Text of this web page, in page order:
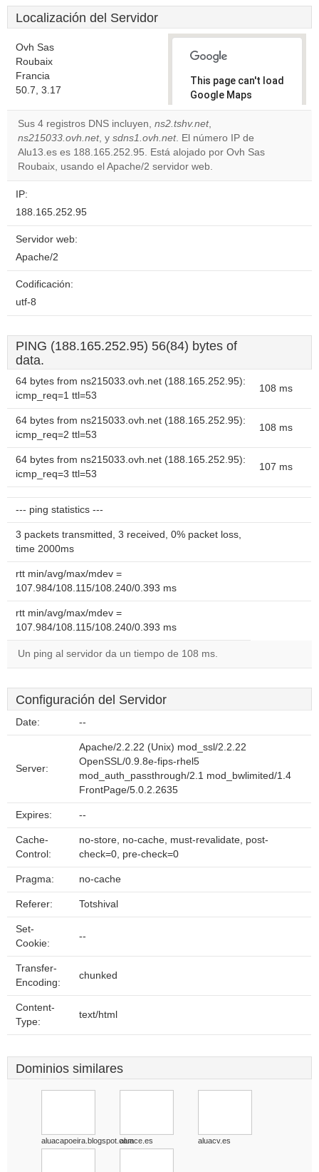
Localización del Servidor
Ovh Sas
Roubaix
Francia
50.7, 3.17
This page can't load
Google Maps
correctly.
Do you
own this
website?
Sus 4 registros DNS incluyen, ns2.tshv.net,
ns215033.ovh.net, y sdns1.ovh.net. El número IP de
Alu13.es es 188.165.252.95. Está alojado por Ovh Sas
Roubaix, usando el Apache/2 servidor web.
IP:
188.165.252.95
Servidor web:
Apache/2
Codificación:
utf-8
PING (188.165.252.95) 56(84) bytes of
data.
64 bytes from ns215033.ovh.net (188.165.252.95):
icmp_req=1 ttl=53
108 ms
64 bytes from ns215033.ovh.net (188.165.252.95):
icmp_req=2 ttl=53
108 ms
64 bytes from ns215033.ovh.net (188.165.252.95):
icmp_req=3 ttl=53
107 ms
--- ping statistics ---
3 packets transmitted, 3 received, 0% packet loss,
time 2000ms
rtt min/avg/max/mdev =
107.984/108.115/108.240/0.393 ms
rtt min/avg/max/mdev =
107.984/108.115/108.240/0.393 ms
Un ping al servidor da un tiempo de 108 ms.
Configuración del Servidor
Date: --
Server:
Apache/2.2.22 (Unix) mod_ssl/2.2.22
OpenSSL/0.9.8e-fips-rhel5
mod_auth_passthrough/2.1 mod_bwlimited/1.4
FrontPage/5.0.2.2635
Expires: --
Cache-
Control:
no-store, no-cache, must-revalidate, post-
check=0, pre-check=0
Pragma: no-cache
Referer: Totshival
Set-
Cookie:
--
Transfer-
Encoding:
chunked
Content-
Type:
text/html
Dominios similares
aluacapoeira.blogspot.comaluace.es aluacv.es